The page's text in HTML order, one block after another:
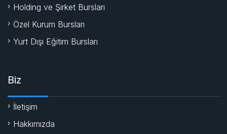
Holding ve Şirket Bursları
Özel Kurum Bursları
Yurt Dışı Eğitim Bursları
Biz
İletişim
Hakkımızda